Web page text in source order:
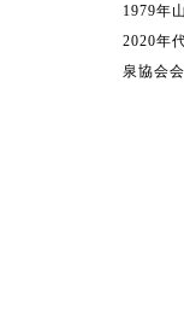
1979年
2020年
泉協会